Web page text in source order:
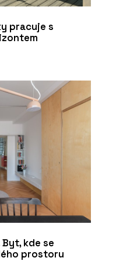
pracuje s
kde se
prostoru